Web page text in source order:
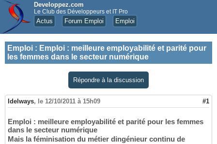
Developpez.com
Le Club des Développeurs et IT Pro
Actus Forum Emploi Emploi
Emploi : Emploi : meilleure employabilité et parité pour
les femmes dans le secteur numérique
Répondre à la discussion
Idelways, le 12/10/2011 à 15h09 #1
Emploi : meilleure employabilité et parité pour les femmes
dans le secteur numérique
Mais la féminisation du métier dingénieur continu de